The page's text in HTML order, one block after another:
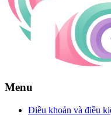
Menu
Điều khoản và điều